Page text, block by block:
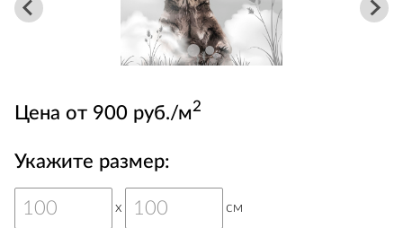
Цена от 900 руб./м2
Укажите размер:
x см